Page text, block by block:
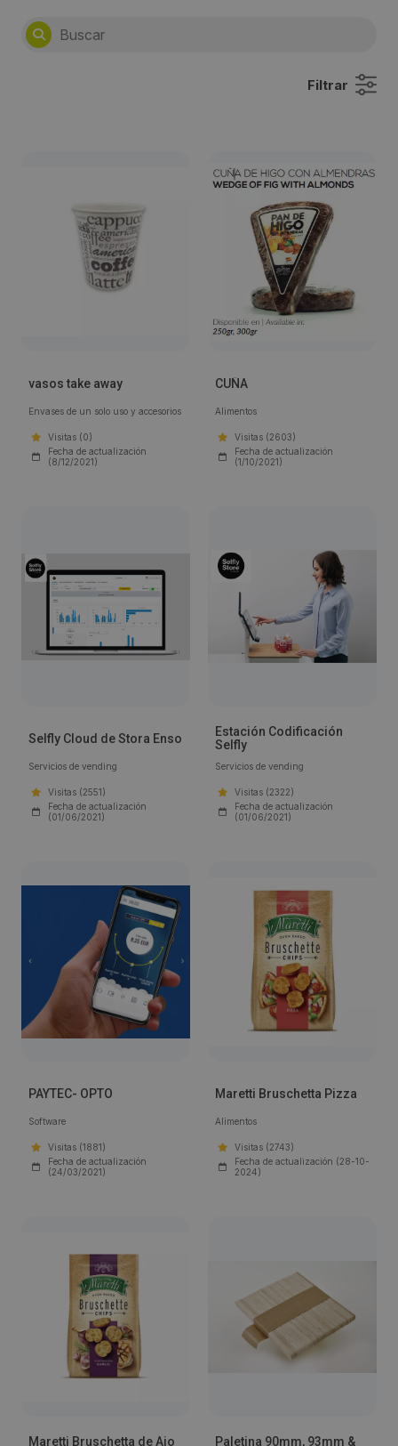
Filtrar
vasos take away
Envases de un solo uso y accesorios
Visitas (0)
Fecha de actualización
(8/12/2021)
CUÑA
Alimentos
Visitas (2603)
Fecha de actualización
(1/10/2021)
Selfly Cloud de Stora Enso
Servicios de vending
Visitas (2551)
Fecha de actualización
(01/06/2021)
Estación Codificación
Selfly
Servicios de vending
Visitas (2322)
Fecha de actualización
(01/06/2021)
PAYTEC- OPTO
Software
Visitas (1881)
Fecha de actualización
(24/03/2021)
Maretti Bruschetta Pizza
Alimentos
Visitas (2743)
Fecha de actualización (28-10-
2024)
Maretti Bruschetta de Ajo Paletina 90mm, 93mm &